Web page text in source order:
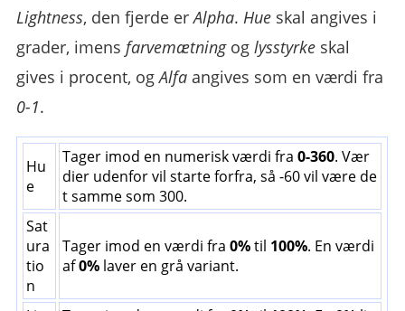
Lightness, den fjerde erAlpha.Hue skal angives i
grader, imensfarvemætningoglysstyrke skal
gives i procent, ogAlfa angives som en værdi fra
0-1.
Hu
e
Tager imod en numerisk værdi fra0-360. Vær
dier udenfor vil starte forfra, så -60 vil være de
t samme som 300.
Sat
ura
tio
n
Tager imod en værdi fra0%til 100%. En værdi
af0% laver en grå variant.